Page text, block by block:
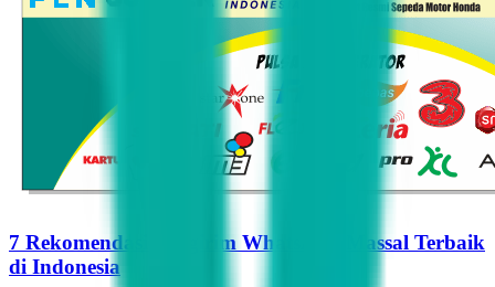
7 Rekomendasi Pengirim WhatsApp Massal Terbaik
di Indonesia